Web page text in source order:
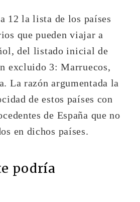
12 la lista de los países
que pueden viajar a
del listado inicial de
excluido 3: Marruecos,
La razón argumentada la
de estos países con
de España que no
en dichos países.
podría